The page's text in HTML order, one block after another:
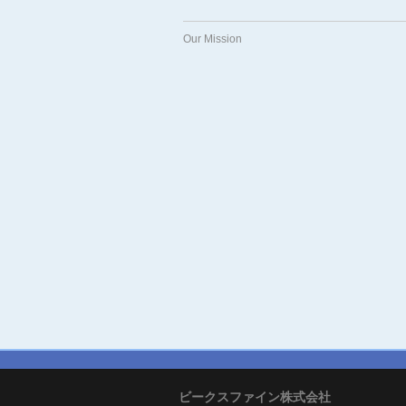
Our Mission
ビークスファイン株式会社